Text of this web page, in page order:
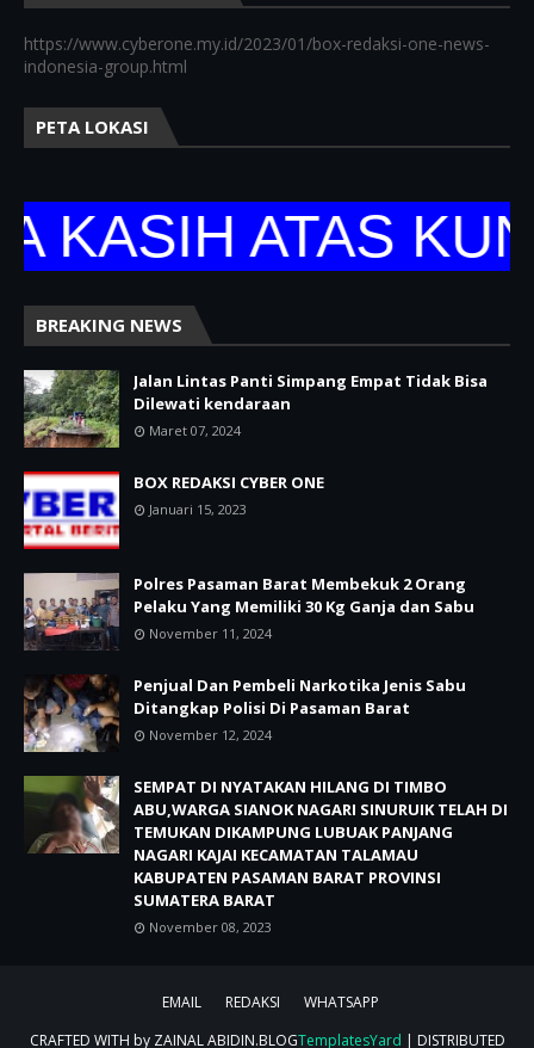
https://www.cyberone.my.id/2023/01/box-redaksi-one-news-
indonesia-group.html
PETA LOKASI
ATAS
BREAKING NEWS
Jalan Lintas Panti Simpang Empat Tidak Bisa
Dilewati kendaraan
Maret 07, 2024
BOX REDAKSI CYBER ONE
Januari 15, 2023
Polres Pasaman Barat Membekuk 2 Orang
Pelaku Yang Memiliki 30 Kg Ganja dan Sabu
November 11, 2024
Penjual Dan Pembeli Narkotika Jenis Sabu
Ditangkap Polisi Di Pasaman Barat
November 12, 2024
SEMPAT DI NYATAKAN HILANG DI TIMBO
ABU,WARGA SIANOK NAGARI SINURUIK TELAH DI
TEMUKAN DIKAMPUNG LUBUAK PANJANG
NAGARI KAJAI KECAMATAN TALAMAU
KABUPATEN PASAMAN BARAT PROVINSI
SUMATERA BARAT
November 08, 2023
EMAIL REDAKSI
WHATSAPP
CRAFTED WITH by ZAINAL ABIDIN.BLOGTemplatesYard | DISTRIBUTED